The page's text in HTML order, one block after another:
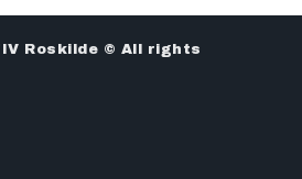
Roskilde © All rights